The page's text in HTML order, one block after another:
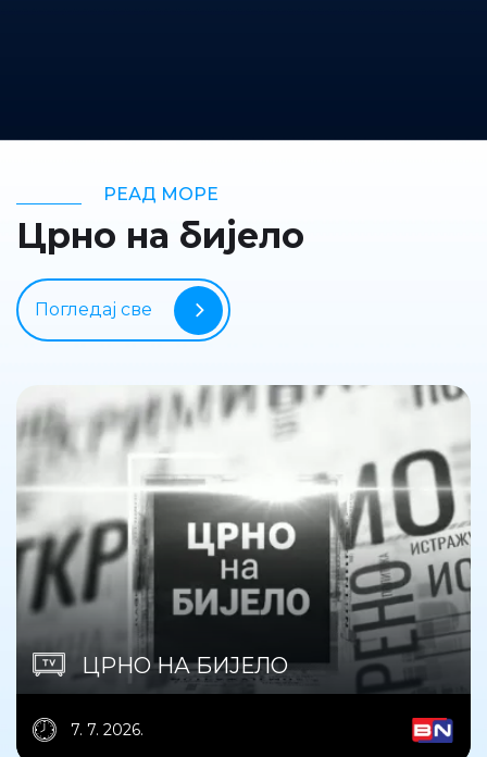
РЕАД МОРЕ
Црно на бијело
Погледај све
ЦРНО НА БИЈЕЛО
7. 7. 2026.